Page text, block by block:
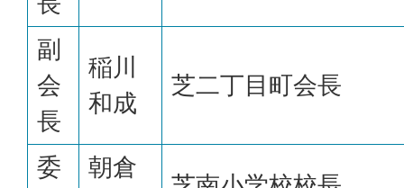
副
会
長
稲川
和成
芝二丁目町会長
委 朝倉